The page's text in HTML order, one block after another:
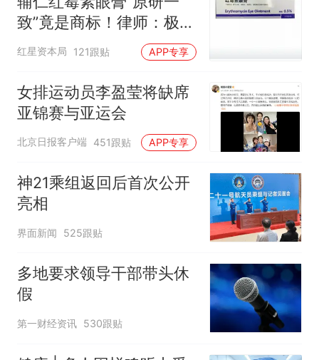
致”竟是商标！律师：极易
误导消费者，不妥
红星资本局 121跟贴 APP专享
女排运动员李盈莹将缺席
亚锦赛与亚运会
北京日报客户端 451跟贴 APP专享
神21乘组返回后首次公开
亮相
界面新闻 525跟贴
多地要求领导干部带头休
假
第一财经资讯 530跟贴